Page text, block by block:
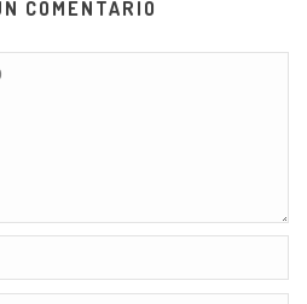
COMENTARIO